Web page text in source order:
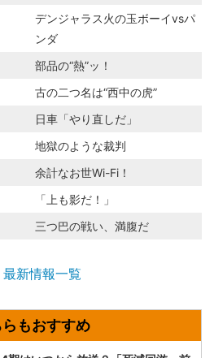
デンジャラス火の玉ボーイvsパ
ンダ
部品の“熱”ッ！
古の二つ名は“西中の虎”
日車「やり直しだ」
地獄のような裁判
余計なお世Wi-Fi！
「上も影だ！」
三つ巴の戦い、満腹だ
最新情報一覧